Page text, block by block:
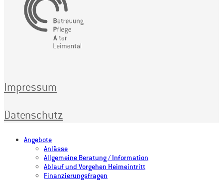
Impressum
Datenschutz
Angebote
Anlässe
Allgemeine Beratung / Information
Ablauf und Vorgehen Heimeintritt
Finanzierungsfragen